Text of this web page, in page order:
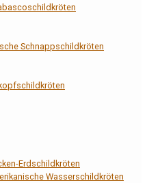
Schnappschildkröten
Erdschildkröten
Wasserschildkröten